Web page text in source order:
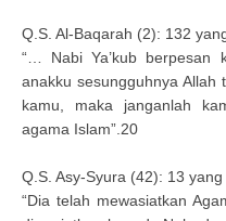
Q.S. Al-Baqarah (2): 132
“… Nabi Ya’kub berpesan
anakku sesungguhnya
kamu, maka janganlah
agama Islam”.20
Q.S. Asy-Syura (42): 13
“Dia telah mewasiatkan